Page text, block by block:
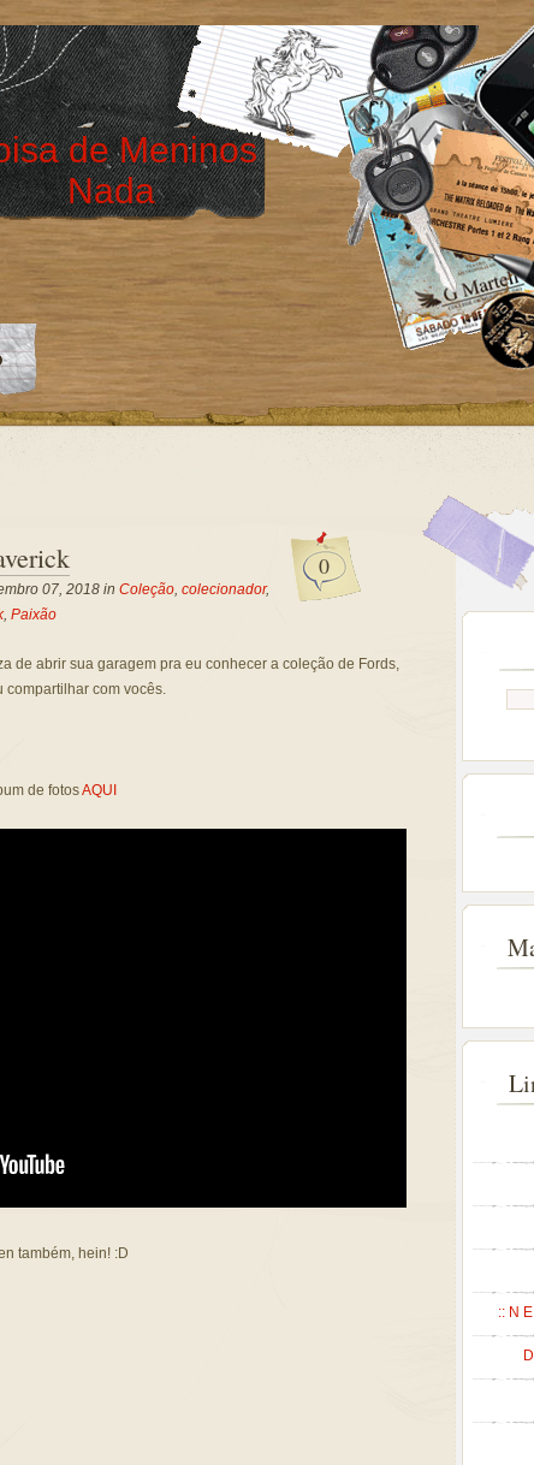
de Meninos
Nada
0
07, 2018 in Coleção, colecionador,
, Paixão
de abrir sua garagem pra eu conhecer a coleção de Fords,
com vocês.
de fotosAQUI
também, hein! :D
:: N